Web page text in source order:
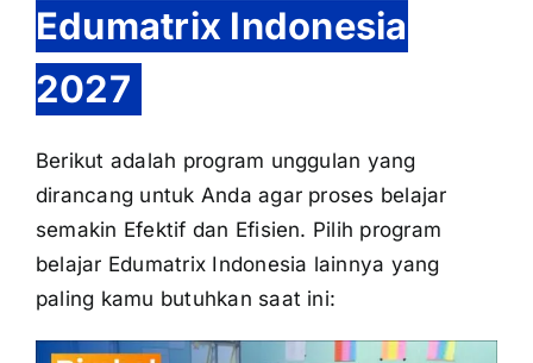
Edumatrix Indonesia
2027
Berikut adalah program unggulan yang
dirancang untuk Anda agar proses belajar
semakin Efektif dan Efisien. Pilih program
belajar Edumatrix Indonesia lainnya yang
paling kamu butuhkan saat ini: